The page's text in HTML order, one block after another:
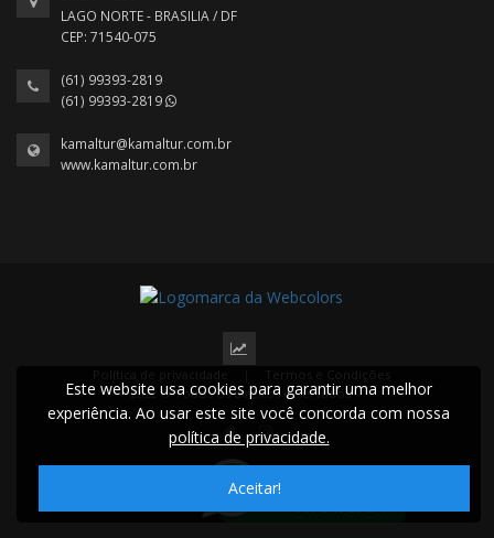
LAGO NORTE - BRASILIA / DF
CEP: 71540-075
(61) 99393-2819
(61) 99393-2819
kamaltur@kamaltur.com.br
www.kamaltur.com.br
2022 © Todos os direitos reservados.
Este website usa cookies para garantir uma melhor
experiência. Ao usar este site você concorda com nossa
política de privacidade.
Aceitar!